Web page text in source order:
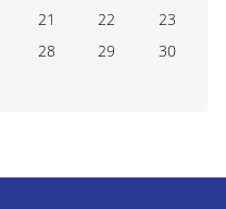
21 22
23
28 29
30